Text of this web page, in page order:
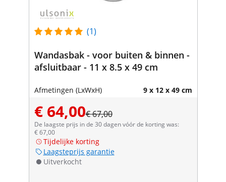
(1)
Wandasbak - voor buiten & binnen -
afsluitbaar - 11 x 8.5 x 49 cm
Afmetingen (LxWxH) 9 x 12 x 49 cm
€ 64,00€ 67,00
De laagste prijs in de 30 dagen vóór de korting was:
€ 67,00
Tijdelijke korting
Laagsteprijs garantie
Uitverkocht